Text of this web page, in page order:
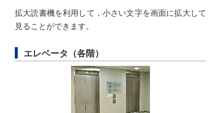
拡大読書機を利用して，小さい文字を画面に拡大して
見ることができます。
エレベータ（各階）